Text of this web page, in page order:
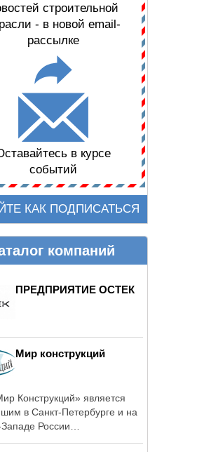
строительной
- в новой email-
рассылке
в курсе
событий
КАК ПОДПИСАТЬСЯ
компаний
ПРЕДПРИЯТИЕ ОСТЕК
Мир конструкций
Конструкций» является
в Санкт-Петербурге и на
России